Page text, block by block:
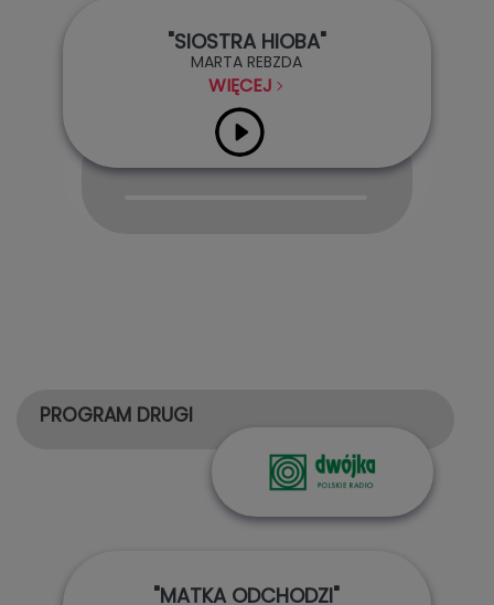
"SIOSTRA HIOBA"
MARTA REBZDA
WIĘCEJ
Audio
PROGRAM DRUGI
"MATKA ODCHODZI"